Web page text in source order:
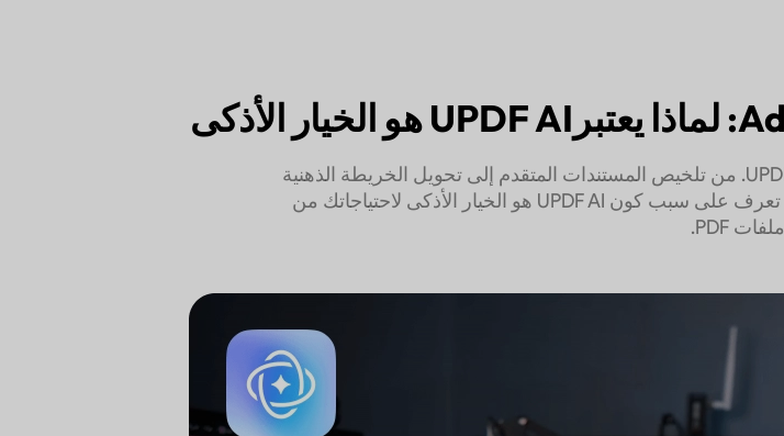
شاهد هذا الفيديو لاستكشاف الميزات البارزة في UPDF AI. من تلخيص المستندات المتقدم إلى تحويل الخريطة الذهنية
والتفاعلات مع الصور المدعومة بالذكاء الاصطناعي، تعرف على سبب كون UPDF AI هو الخيار الأذكى لاحتياجاتك من
ملفات PDF.